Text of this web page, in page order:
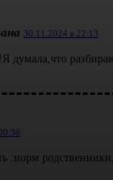
30.11.2024 в 22:13
:норм